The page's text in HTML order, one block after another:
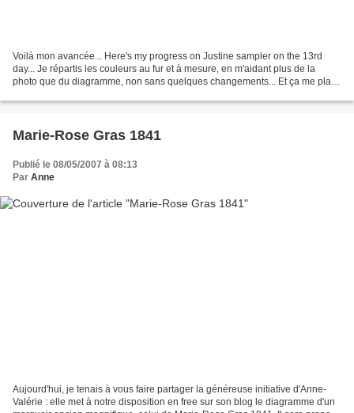
Voilà mon avancée... Here's my progress on Justine sampler on the 13rd
day... Je répartis les couleurs au fur et à mesure, en m'aidant plus de la
photo que du diagramme, non sans quelques changements... Et ça me plaît
Marie-Rose Gras 1841
Publié le 08/05/2007 à 08:13
Par Anne
Aujourd'hui, je tenais à vous faire partager la généreuse initiative d'Anne-
Valérie : elle met à notre disposition en free sur son blog le diagramme d'un